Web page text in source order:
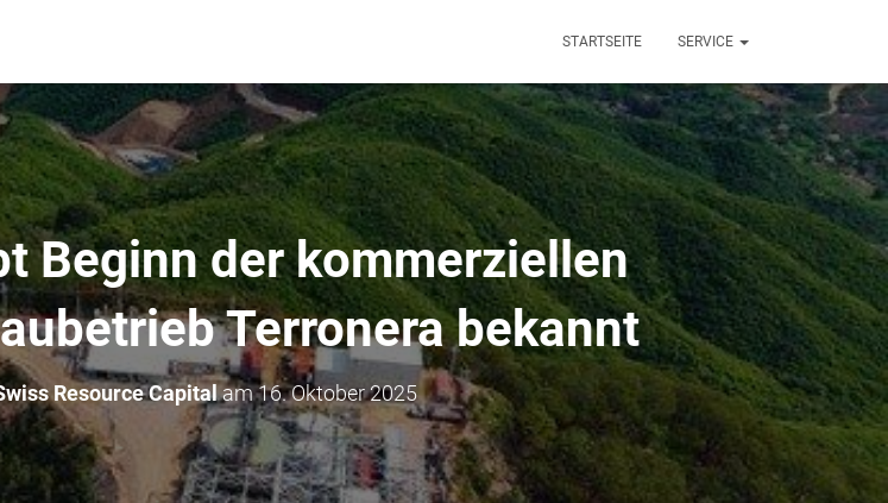
STARTSEITE SERVICE
Beginn der kommerziellen
Terronera bekannt
Resource Capitalam16. Oktober 2025